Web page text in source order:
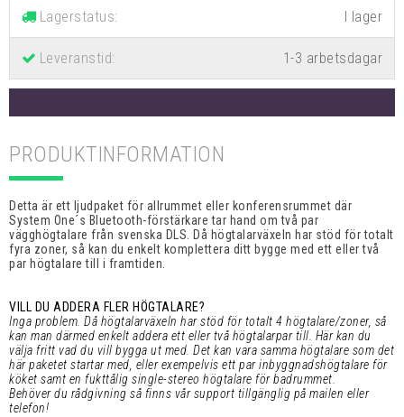
Lagerstatus:
Leveranstid: 1-3 arbetsdagar
PRODUKTINFORMATION
Detta är ett ljudpaket för allrummet eller konferensrummet där
System One´s Bluetooth-förstärkare tar hand om två par
vägghögtalare från svenska DLS. Då högtalarväxeln har stöd för totalt
fyra zoner, så kan du enkelt komplettera ditt bygge med ett eller två
par högtalare till i framtiden.
VILL DU ADDERA FLER HÖGTALARE?
Inga problem. Då högtalarväxeln har stöd för totalt 4 högtalare/zoner, så
kan man därmed enkelt addera ett eller två högtalarpar till. Här kan du
välja fritt vad du vill bygga ut med. Det kan vara samma högtalare som det
här paketet startar med, eller exempelvis ett par inbyggnadshögtalare för
köket samt en fukttålig single-stereo högtalare för badrummet.
Behöver du rådgivning så finns vår support tillgänglig på mailen eller
telefon!